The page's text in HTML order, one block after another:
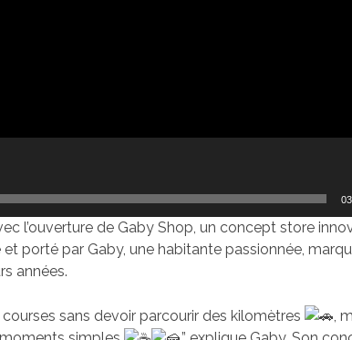
l’ouverture de Gaby Shop, un concept store
porté par Gaby, une habitante passionnée,
années.
sans devoir parcourir des kilomètres
,